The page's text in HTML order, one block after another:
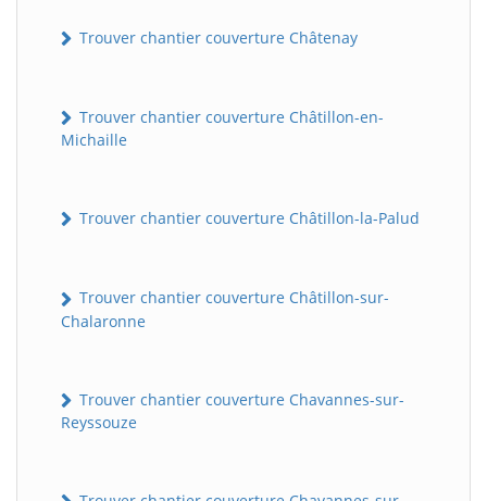
Trouver chantier couverture Châtenay
Trouver chantier couverture Châtillon-en-
Michaille
Trouver chantier couverture Châtillon-la-Palud
Trouver chantier couverture Châtillon-sur-
Chalaronne
Trouver chantier couverture Chavannes-sur-
Reyssouze